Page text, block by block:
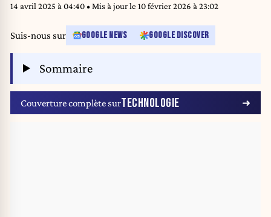
14 avril 2025 à 04:40• Mis à jour le 10 février 2026 à 23:02
Suis-nous sur GOOGLE NEWS GOOGLE DISCOVER
Sommaire
Couverture complète surTECHNOLOGIE